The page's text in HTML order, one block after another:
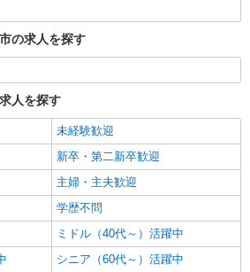
の求人を探す
人を探す
未経験歓迎
新卒・第二新卒歓迎
主婦・主夫歓迎
学歴不問
ミドル（40代～）活躍中
シニア（60代～）活躍中